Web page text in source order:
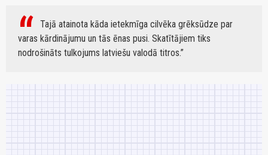
Tajā atainota kāda ietekmīga cilvēka grēksūdze par
varas kārdinājumu un tās ēnas pusi. Skatītājiem tiks
nodrošināts tulkojums latviešu valodā titros.